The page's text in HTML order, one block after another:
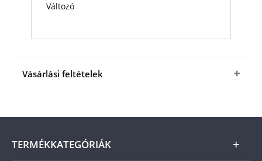
Változó
Vásárlási feltételek
numizmatikai válogatást a fenti kedvező áron (+
postaköltség)
A terméket a kézbesítéstől számított 14 napon
TERMÉKKATEGÓRIÁK